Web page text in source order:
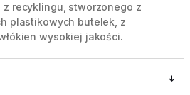
z recyklingu, stworzonego z
plastikowych butelek, z
wysokiej jakości.